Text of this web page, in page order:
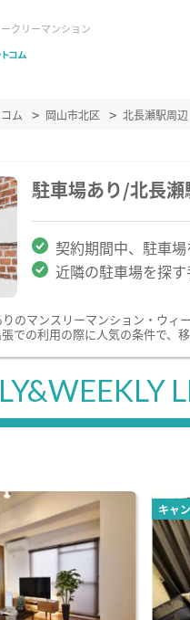
クリーマンション
ム 岡山市北区 北長瀬駅周辺
駐車場あり/北長
契約期間中、駐車
近隣の駐車場を探
のマンスリーマンション・ウィ
での利用の際に人気の条件で、
キャ